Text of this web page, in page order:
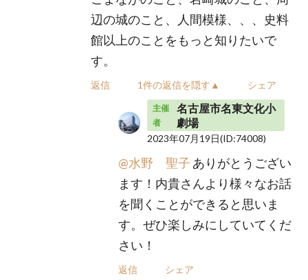
辺の城のこと、人間模様、、、史料
館以上のことをもっと知りたいで
す。
返信 1件の返信を隠す▲ シェア
主催
者
名古屋市名東文化小
劇場
2023年07月19日(ID:74008)
@水野 聖子 ありがとうござい
ます！内貴さんより様々なお話
を聞くことができると思いま
す。ぜひ楽しみにしていてくだ
さい！
返信 シェア